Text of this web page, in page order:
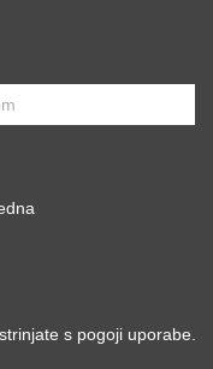
s pogoji uporabe.